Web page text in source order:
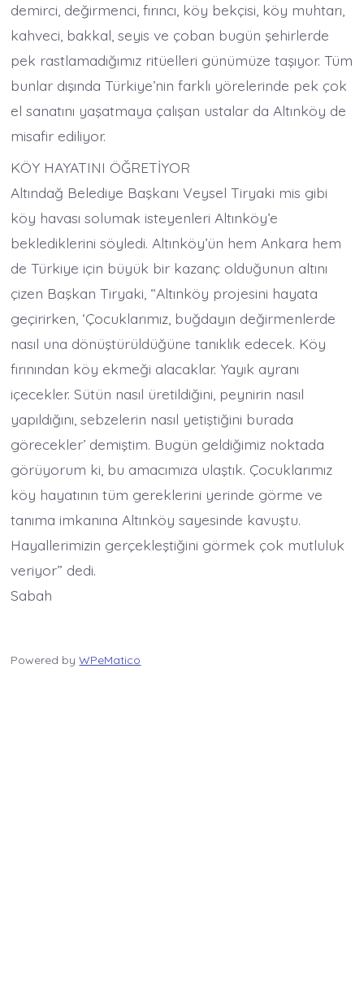
demirci, değirmenci, fırıncı, köy bekçisi, köy muhtarı,
kahveci, bakkal, seyis ve çoban bugün şehirlerde
pek rastlamadığımız ritüelleri günümüze taşıyor. Tüm
bunlar dışında Türkiye’nin farklı yörelerinde pek çok
el sanatını yaşatmaya çalışan ustalar da Altınköy de
misafir ediliyor.
KÖY HAYATINI ÖĞRETİYOR
Altındağ Belediye Başkanı Veysel Tiryaki mis gibi
köy havası solumak isteyenleri Altınköy’e
beklediklerini söyledi. Altınköy’ün hem Ankara hem
de Türkiye için büyük bir kazanç olduğunun altını
çizen Başkan Tiryaki, “Altınköy projesini hayata
geçirirken, ‘Çocuklarımız, buğdayın değirmenlerde
nasıl una dönüştürüldüğüne tanıklık edecek. Köy
fırınından köy ekmeği alacaklar. Yayık ayranı
içecekler. Sütün nasıl üretildiğini, peynirin nasıl
yapıldığını, sebzelerin nasıl yetiştiğini burada
görecekler’ demiştim. Bugün geldiğimiz noktada
görüyorum ki, bu amacımıza ulaştık. Çocuklarımız
köy hayatının tüm gereklerini yerinde görme ve
tanıma imkanına Altınköy sayesinde kavuştu.
Hayallerimizin gerçekleştiğini görmek çok mutluluk
veriyor” dedi.
Sabah
Powered byWPeMatico